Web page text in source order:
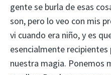
gente se burla de esas
son, pero lo veo con mis
vi cuando era niño, y es
esencialmente
nuestra magia. Ponemos